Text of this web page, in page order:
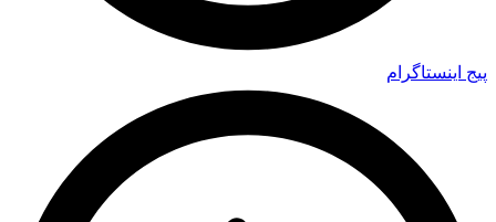
پیج اینستاگرام